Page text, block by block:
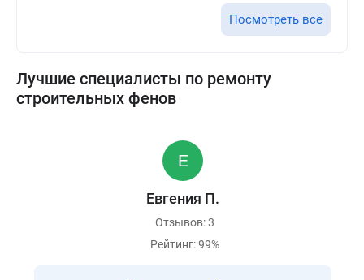
Посмотреть все
Лучшие специалисты по ремонту
строительных фенов
Евгения П.
Отзывов: 3
Рейтинг: 99%